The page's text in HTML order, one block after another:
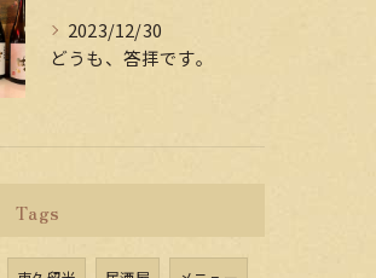
2023/12/30
どうも、答拝です。
Tags